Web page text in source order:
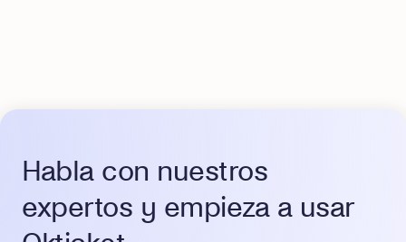
Habla con nuestros
expertos y empieza a usar